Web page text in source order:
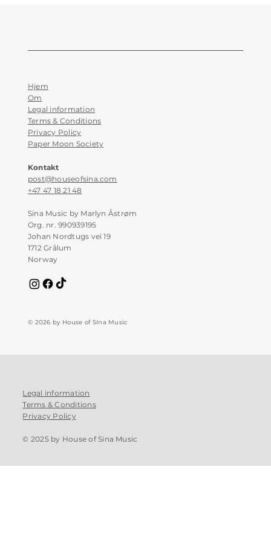
Kontakt
post@houseofsina.com
+47 47 18 21 48
Sina Music by Marlyn Åstrøm
Org. nr. 990939195
Johan Nordtugs vei 19
1712 Grålum
Norway
Hjem
Om
Legal information
Terms & Conditions
Privacy Policy
Paper Moon Society
© 2026 by House of SIna Music
Legal information
Terms & Conditions
Privacy Policy
© 2025 by House of Sina Music